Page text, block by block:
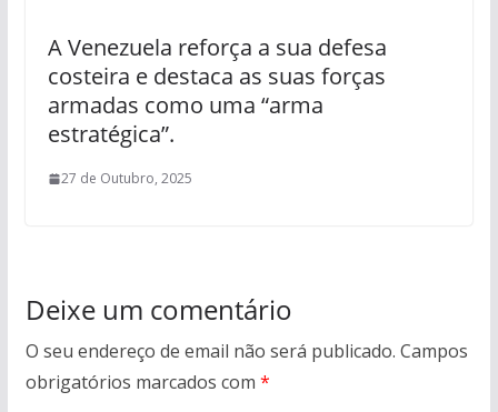
A Venezuela reforça a sua defesa
costeira e destaca as suas forças
armadas como uma “arma
estratégica”.
27 de Outubro, 2025
Deixe um comentário
O seu endereço de email não será publicado. Campos
obrigatórios marcados com *